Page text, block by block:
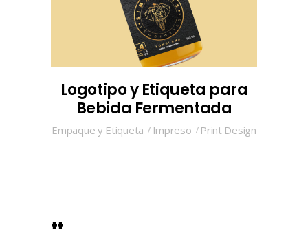
Logotipo y Etiqueta para
Bebida Fermentada
Empaque y Etiqueta Impreso Print Design